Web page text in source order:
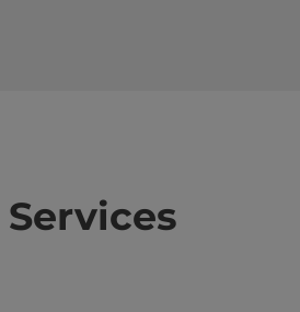
Services